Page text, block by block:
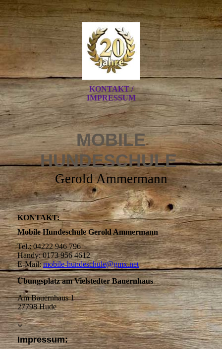
KONTAKT /
IMPRESSUM
MOBILE
HUNDESCHULE
Gerold Ammermann
KONTAKT:
Mobile Hundeschule Gerold Ammermann
Tel.: 04222 946 796
Handy: 0173 956 4612
E-Mail:mobile-hundeschule@gmx.net
Übungsplatz am Vielstedter Bauernhaus
Am Bauernhaus 1
27798 Hude
Impressum: